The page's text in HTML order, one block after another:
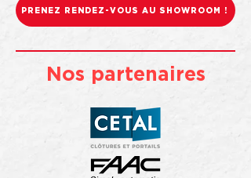
PRENEZ RENDEZ-VOUS AU SHOWROOM !
Nos partenaires